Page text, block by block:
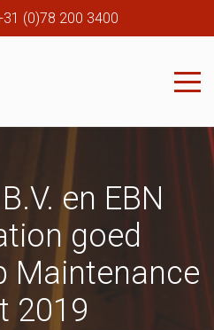
(0)78 200 3400
en EBN
goed
Maintenance
2019